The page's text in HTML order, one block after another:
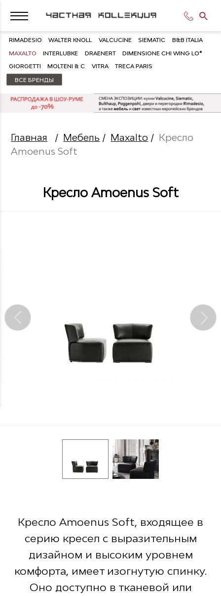
RIMADESIO WALTER KNOLL VALCUCINE SIEMATIC B&B ITALIA
MAXALTO INTERLUBKE DRAENERT DIMENSIONE CHI WING LO®
GIORGETTI MOLTENI & C VITRA TRECA PARIS
ВСЕ БРЕНДЫ
Главная / Мебель / Maxalto / Кресло
Amoenus Soft
Кресло Amoenus Soft
Кресло Amoenus Soft, входящее в
серию кресел с выразительным
дизайном и высоким уровнем
комфорта, имеет изогнутую спинку.
Оно доступно в тканевой или